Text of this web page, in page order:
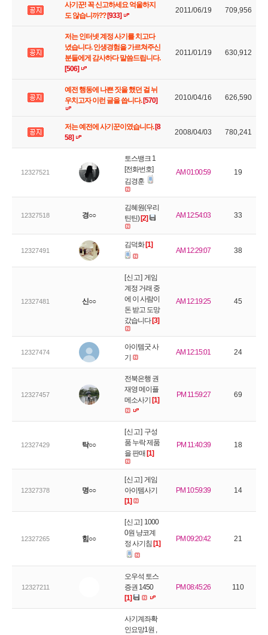
사기꾼! 꼭 신고하세요 억울하지
도 않습니까?? [933]
2011/06/19 709,956
저는 인터넷 계정 사기를 치고다
녔습니다. 인생경험을 가르쳐주신
분들에게 감사하다 말씀드립니다.
[506]
2011/01/19 630,912
예전 행동에 나쁜 짓을 했던 걸 뉘
우치고자 이런 글을 씁니다. [570] 2010/04/16 626,590
저는 예전에 사기꾼이였습니다. [8
58]
2008/04/03 780,241
12327521
토스뱅크 1
[전화번호]
김경훈
AM 01:00:59 19
12327518 경○○
김혜원(우리
틴틴) [2] AM 12:54:03 33
12327491
김덕화 [1]
AM 12:29:07 38
12327481 신○○
[신고] 게임
계정 거래 중
에 이 사람이
돈 받고 도망
갔습니다 [3]
AM 12:19:25 45
12327474
아이템굿 사
기
AM 12:15:01 24
12327457
전북은행 권
재영 메이플
메소사기 [1]
PM 11:59:27 69
12327429 탁○○
[신고] 구성
품 누락 제품
을 판매 [1]
PM 11:40:39 18
12327378 명○○
[신고] 게임
아이템사기
[1]
PM 10:59:39 14
12327265 힘○○
[신고] 1000
0원 냥코계
정 사기침 [1]
PM 09:20:42 21
12327211
오우석 토스
증권 1450
[1]
PM 08:45:26 110
사기계좌확
인요망1원 ,